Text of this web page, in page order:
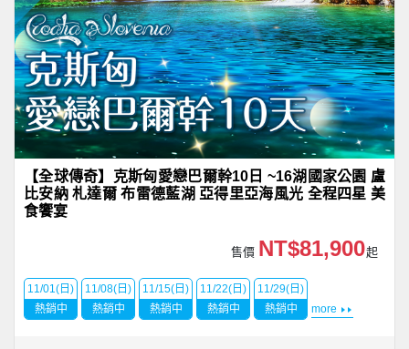
【全球傳奇】克斯匈愛戀巴爾幹10日 ~16湖國家公園 盧
比安納 札達爾 布雷德藍湖 亞得里亞海風光 全程四星 美
食饗宴
售價 NT$81,900起
11/01(日)
熱銷中
11/08(日)
熱銷中
11/15(日)
熱銷中
11/22(日)
熱銷中
11/29(日)
熱銷中
more